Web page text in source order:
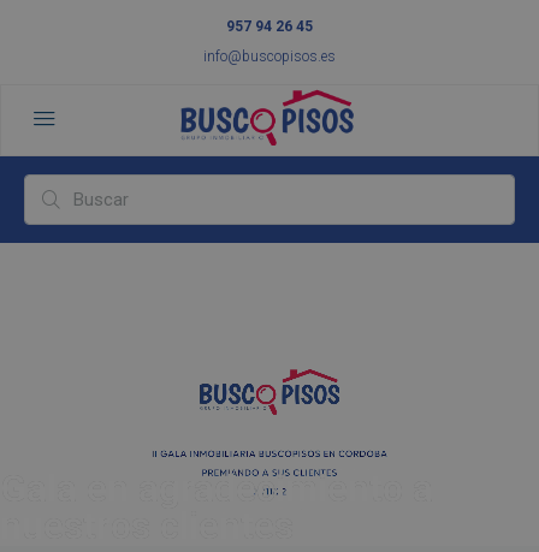
957 94 26 45
info@buscopisos.es
Gala en agradecimiento a